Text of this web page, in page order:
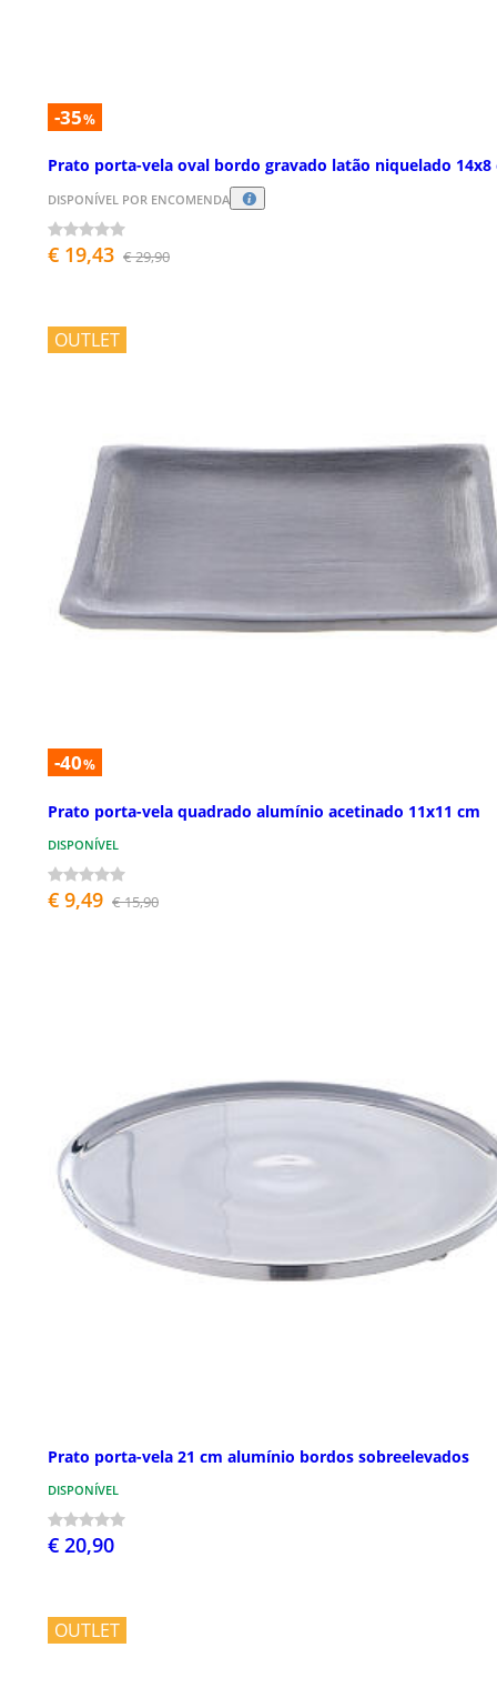
-35%
Prato porta-vela oval bordo gravado latão niquelado 14x8
DISPONÍVEL POR ENCOMENDA
€ 19,43 € 29,90
OUTLET
-40%
Prato porta-vela quadrado alumínio acetinado 11x11 cm
DISPONÍVEL
€ 9,49 € 15,90
Prato porta-vela 21 cm alumínio bordos sobreelevados
DISPONÍVEL
€ 20,90
OUTLET